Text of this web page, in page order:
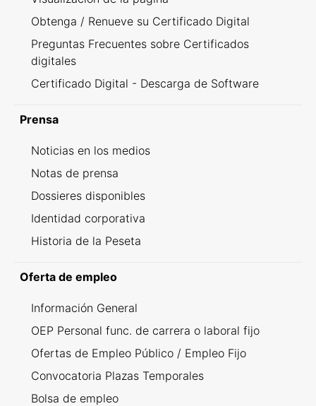
Obtenga / Renueve su Certificado Digital
Preguntas Frecuentes sobre Certificados
digitales
Certificado Digital - Descarga de Software
Prensa
Noticias en los medios
Notas de prensa
Dossieres disponibles
Identidad corporativa
Historia de la Peseta
Oferta de empleo
Información General
OEP Personal func. de carrera o laboral fijo
Ofertas de Empleo Público / Empleo Fijo
Convocatoria Plazas Temporales
Bolsa de empleo